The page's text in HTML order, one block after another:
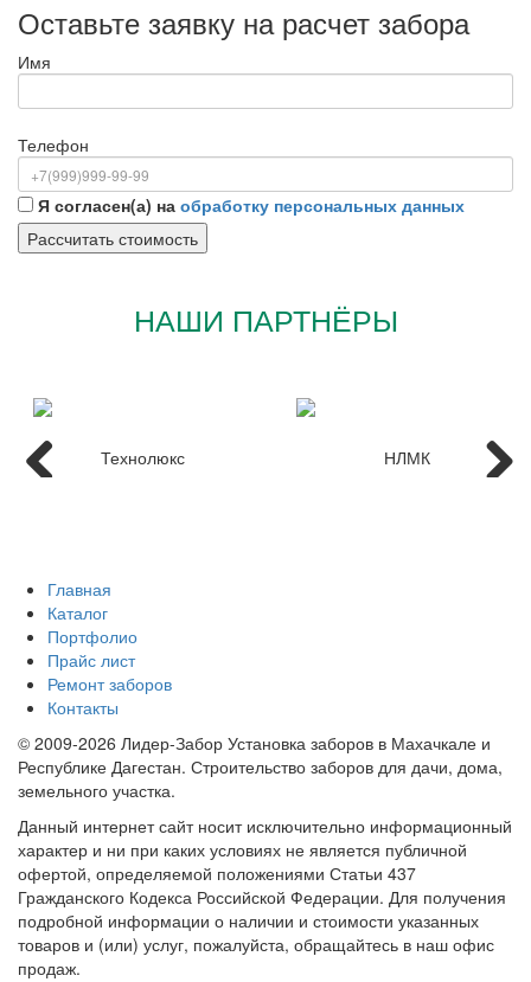
Оставьте заявку на расчет забора
Имя
Телефон
Я согласен(а) на обработку персональных данных
НАШИ ПАРТНЁРЫ
Главная
Каталог
Портфолио
Прайс лист
Ремонт заборов
Контакты
© 2009-2026 Лидер-Забор Установка заборов в Махачкале и
Республике Дагестан. Строительство заборов для дачи, дома,
земельного участка.
Данный интернет сайт носит исключительно информационный
характер и ни при каких условиях не является публичной
офертой, определяемой положениями Статьи 437
Гражданского Кодекса Российской Федерации. Для получения
подробной информации о наличии и стоимости указанных
товаров и (или) услуг, пожалуйста, обращайтесь в наш офис
продаж.